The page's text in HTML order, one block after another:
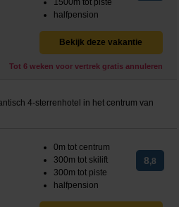
halfpension
Bekijk deze vakantie
Tot 6 weken voor vertrek gratis annuleren
4-sterrenhotel in het centrum van
0m tot centrum
300m tot skilift
300m tot piste
halfpension
8,8